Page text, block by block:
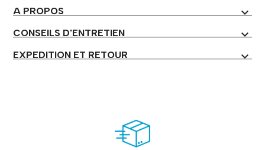
A PROPOS expand_more
CONSEILS D'ENTRETIEN expand_more
EXPEDITION ET RETOUR expand_more